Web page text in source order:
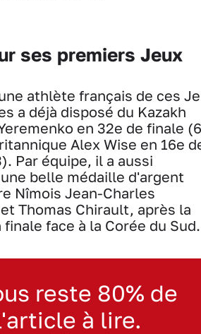
ses premiers Jeux
athlète français de ces
a déjà disposé du Kazakh
en 32e de finale
Alex Wise en 16e
Par équipe, il a aussi
belle médaille d'argent
Nîmois Jean-Charles
Thomas Chirault, après la
face à la Corée du Sud.
reste 80% de
à lire.